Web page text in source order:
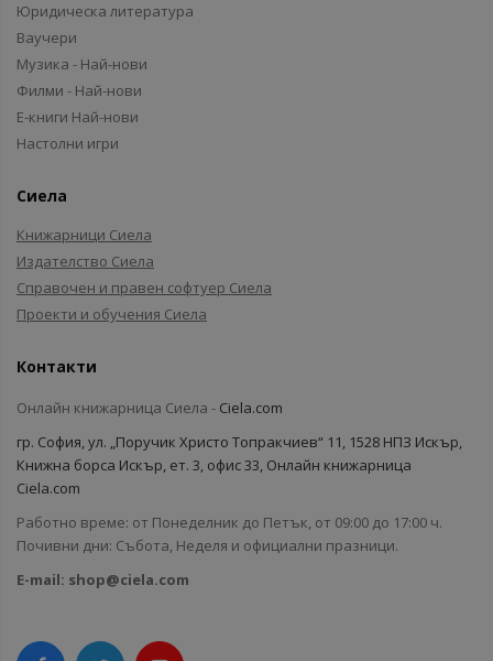
Юридическа литература
Ваучери
Музика - Най-нови
Филми - Най-нови
Е-книги Най-нови
Настолни игри
Сиела
Книжарници Сиела
Издателство Сиела
Справочен и правен софтуер Сиела
Проекти и обучения Сиела
Контакти
Онлайн книжарница Сиела - Ciela.com
гр. София, ул. „Поручик Христо Топракчиев“ 11, 1528 НПЗ Искър,
Книжна борса Искър, ет. 3, офис 33, Онлайн книжарница
Ciela.com
Работно време: от Понеделник до Петък, от 09:00 до 17:00 ч.
Почивни дни: Събота, Неделя и официални празници.
E-mail: shop@ciela.com